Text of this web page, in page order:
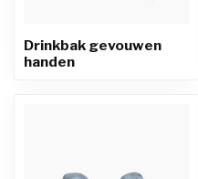
Drinkbak gevouwen
handen